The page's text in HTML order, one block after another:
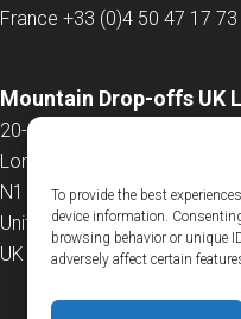
To provide the best
device information.
browsing behavior or unique
adversely affect certain
France+33 (0)4 50 47 17 73
Mountain Drop-offs UK
20-22 Wenlock Road
London
N1 7GU
United Kingdom
UK
+44 (0)207 043 4874